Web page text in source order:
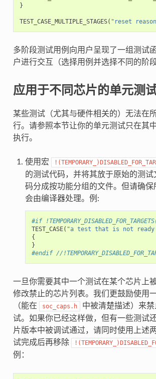
}
TEST_CASE_MULTIPLE_STAGES( "reset
多阶段测试用例向用户呈现了一组测试
户进行交互（选择用例并选择不同的阶
应用于不同芯片的单元测
某些测试（尤其与硬件相关的）无法在
行。请参照本节让你的单元测试只在其
执行。
使用宏
的测试代码，并将其放于原始的测
码分成按功能分组的文件。但请确保
会由编译器处理。例:
#if
TEST_CASE( "a test that is not ready
{
}
#endif //
一旦你需要其中一个测试在某个芯片上
修改禁止的芯片列表。我们更鼓励使用
（能在
soc_caps.h
中被清楚描述）来
试。如果你已经这样做，但有一些测试
片版本中被调试通过，请同时使用上述
试完成后再移除
例：